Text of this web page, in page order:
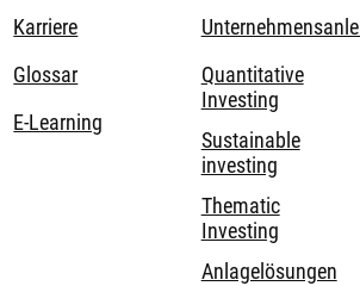
Karriere
Glossar
E-Learning
Quantitative
Investing
Sustainable
investing
Thematic
Investing
Anlagelösungen